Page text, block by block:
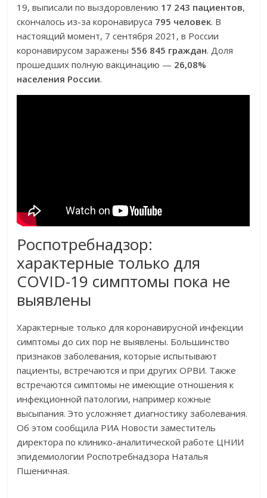
19, выписали по выздоровлению 17 243 пациентов,
скончалось из-за коронавируса 795 человек. В
настоящий момент, 7 сентября 2021, в России
коронавирусом заражены 556 845 граждан. Доля
прошедших полную вакцинацию — 26,08%
населения России.
Роспотребнадзор:
характерные только для
COVID-19 симптомы пока не
выявлены
Характерные только для коронавирусной инфекции
симптомы до сих пор не выявлены. Большинство
признаков заболевания, которые испытывают
пациенты, встречаются и при других ОРВИ. Также
встречаются симптомы не имеющие отношения к
инфекционной патологии, например кожные
высыпания. Это усложняет диагностику заболевания.
Об этом сообщила РИА Новости заместитель
директора по клинико-аналитической работе ЦНИИ
эпидемиологии Роспотребнадзора Наталья
Пшеничная.